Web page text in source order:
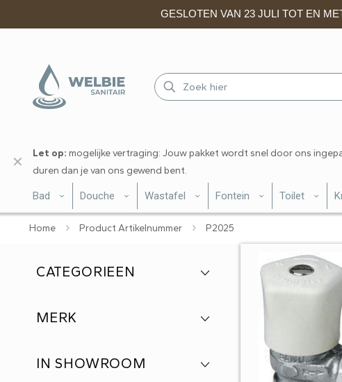
GESLOTEN VAN 23 JULI TOT EN
Let op: mogelijke vertraging: Jouw pakket wordt snel door ons
duren dan je van ons gewend bent.
✕
Bad Douche Wastafel Fontein Toilet
Home Product Artikelnummer P2025
CATEGORIEEN
MERK
IN SHOWROOM